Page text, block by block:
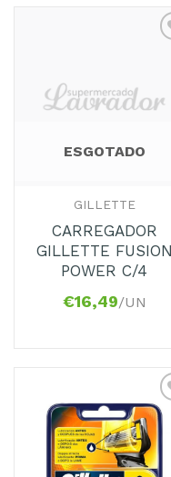
ESGOTADO
GILLETTE
CARREGADOR
GILLETTE FUSION
POWER C/4
€16,49/UN
aos